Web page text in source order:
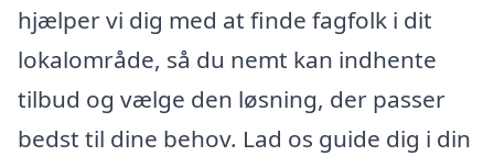
hjælper vi dig med at finde fagfolk i dit
lokalområde, så du nemt kan indhente
tilbud og vælge den løsning, der passer
bedst til dine behov. Lad os guide dig i din